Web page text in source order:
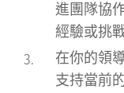
進團隊協
經驗或挑
在你的領
支持當前